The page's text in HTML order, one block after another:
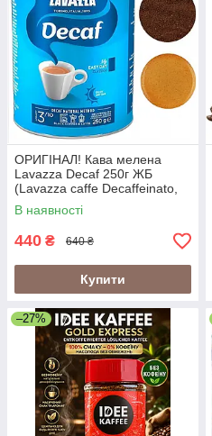
ОРИГІНАЛ! Кава мелена
Lavazza Decaf 250г ЖБ
(Lavazza caffe Decaffeinato,
Lavazza Dek Classico)
Лавацца БЕЗ КОФЕЇНУ,
В наявності
440 ₴ 640 ₴
Купити
–27%